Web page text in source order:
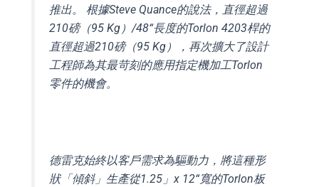
推出。 根據Steve Quance的說法，直徑超過
210磅（95 Kg）/48“長度的Torlon 4203桿的
直徑超過210磅（95 Kg），再次擴大了設計
工程師為其最苛刻的應用指定機加工Torlon
零件的機會。
德雷克始終以客戶需求為驅動力，將這種形
狀「傾斜」生產從1.25」x 12“寬的Torlon板